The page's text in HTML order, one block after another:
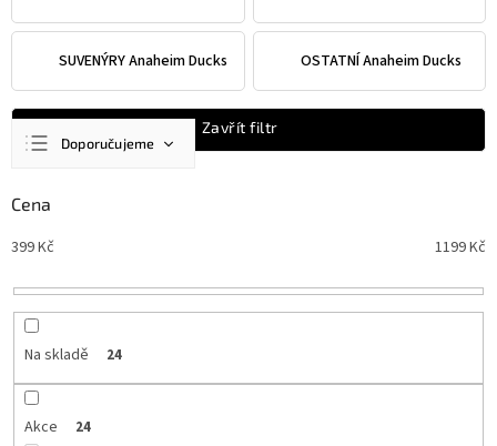
SUVENÝRY Anaheim Ducks OSTATNÍ Anaheim Ducks
e
í
r
Doporučujeme
Abecedně
Zavřít filtr
Cena
399Kč 1199Kč
Na skladě 24
Akce 24